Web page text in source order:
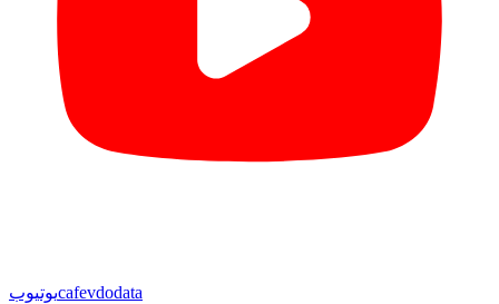
یوتیوبcafevdodata